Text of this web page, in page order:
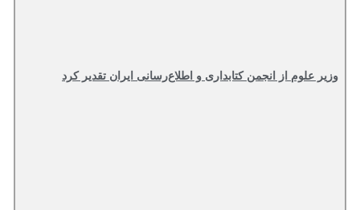
وزیر علوم از انجمن کتابداری و اطلاع‌رسانی ایران تقدیر کرد